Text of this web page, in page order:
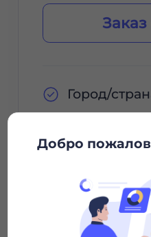
Город/
Http/socks5
Добро